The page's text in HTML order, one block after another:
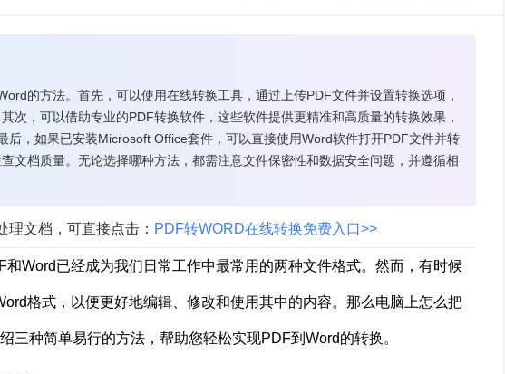
的方法。首先，可以使用在线转换工具，通过上传PDF文件并设置转换选项，
次，可以借助专业的PDF转换软件，这些软件提供更精准和高质量的转换效果，
后，如果已安装Microsoft Office套件，可以直接使用Word软件打开PDF文件并转
文档质量。无论选择哪种方法，都需注意文件保密性和数据安全问题，并遵循相
文档，可直接点击： PDF转WORD在线转换免费入口>>
和Word已经成为我们日常工作中最常用的两种文件格式。然而，有时候
格式，以便更好地编辑、修改和使用其中的内容。那么电脑上怎么把
三种简单易行的方法，帮助您轻松实现PDF到Word的转换。